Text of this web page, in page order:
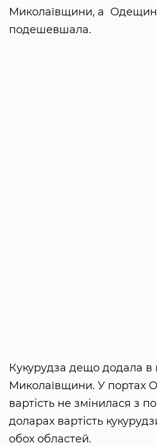
Миколаївщини, а
подешевшала.
Кукурудза дещо додала в
Миколаївщини. У портах
вартість не змінилася з
доларах вартість
обох областей.